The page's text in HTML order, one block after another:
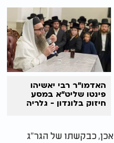
האדמו"ר רבי יאשיהו
פינטו שליט"א במסע
חיזוק בלונדון - גלריה
כבקשתו של הגר"ג